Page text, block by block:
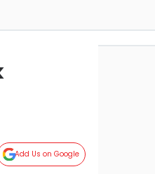
Add Us on Google